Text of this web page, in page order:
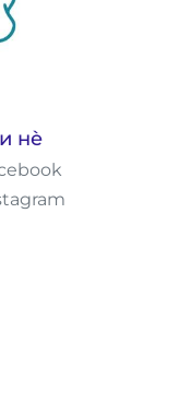
нè